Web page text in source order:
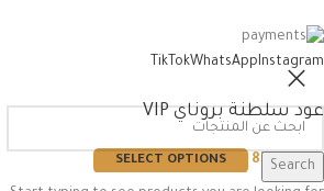
Search
Instagram
WhatsApp
TikTok
عود سلطنة بروناي VIP
د.ك85.000
SELECT OPTIONS